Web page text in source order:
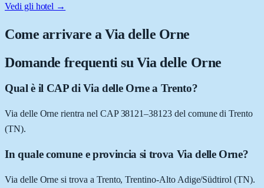
Vedi gli hotel →
Come arrivare aVia delle Orne
Domande frequenti su Via delle Orne
Qual è il CAP di Via delle Orne a Trento?
Via delle Orne rientra nel CAP 38121–38123 del comune di Trento
(TN).
In quale comune e provincia si trova Via delle Orne?
Via delle Orne si trova a Trento, Trentino-Alto Adige/Südtirol (TN).